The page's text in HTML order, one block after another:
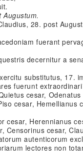
Augustum.
28. post
fuerant
decernitur a
substitutus, 17.
fuerunt
cesar,
cesar,
cesar, Herennianus
Censorinus cesar,
autenticorum
lectores non